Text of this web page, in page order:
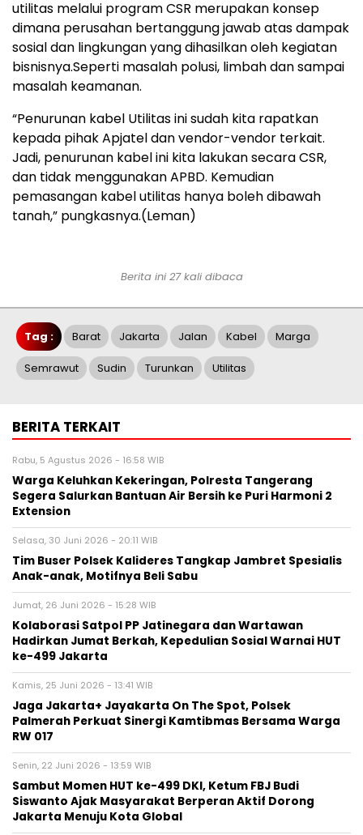
utilitas melalui program CSR merupakan konsep
dimana perusahan bertanggung jawab atas dampak
sosial dan lingkungan yang dihasilkan oleh kegiatan
bisnisnya.Seperti masalah polusi, limbah dan sampai
masalah keamanan.
“Penurunan kabel Utilitas ini sudah kita rapatkan
kepada pihak Apjatel dan vendor-vendor terkait.
Jadi, penurunan kabel ini kita lakukan secara CSR,
dan tidak menggunakan APBD. Kemudian
pemasangan kabel utilitas hanya boleh dibawah
tanah,” pungkasnya.(Leman)
Berita ini 27 kali dibaca
Tag : Barat Jakarta Jalan Kabel Marga
Semrawut Sudin Turunkan Utilitas
BERITA TERKAIT
Rabu, 5 Agustus 2026 - 16:58 WIB
Warga Keluhkan Kekeringan, Polresta Tangerang
Segera Salurkan Bantuan Air Bersih ke Puri Harmoni 2
Extension
Selasa, 30 Juni 2026 - 20:11 WIB
Tim Buser Polsek Kalideres Tangkap Jambret Spesialis
Anak-anak, Motifnya Beli Sabu
Jumat, 26 Juni 2026 - 15:28 WIB
Kolaborasi Satpol PP Jatinegara dan Wartawan
Hadirkan Jumat Berkah, Kepedulian Sosial Warnai HUT
ke-499 Jakarta
Kamis, 25 Juni 2026 - 13:41 WIB
Jaga Jakarta+ Jayakarta On The Spot, Polsek
Palmerah Perkuat Sinergi Kamtibmas Bersama Warga
RW 017
Senin, 22 Juni 2026 - 13:59 WIB
Sambut Momen HUT ke-499 DKI, Ketum FBJ Budi
Siswanto Ajak Masyarakat Berperan Aktif Dorong
Jakarta Menuju Kota Global